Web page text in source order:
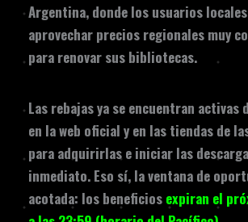
Argentina, donde los usuarios
aprovechar precios regionales muy
para renovar sus bibliotecas.
Las rebajas ya se encuentran activas
en la web oficial y en las tiendas de
para adquirirlas e iniciar las
inmediato. Eso sí, la ventana de
acotada: los beneficios expiran el